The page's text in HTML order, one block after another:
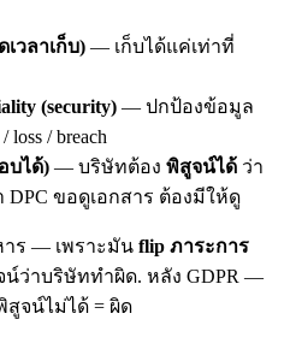
เวลาเก็บ) — เก็บได้แค่เท่าที่
(security) — ปกป้องข้อมูล
loss / breach
บได้) — บริษัทต้อง พิสูจน์ได้ ว่า
ขอดูเอกสาร ต้องมีให้ดู
ร — เพราะมัน flip ภาระการ
น์ว่าบริษัททำผิด. หลัง GDPR —
สูจน์ไม่ได้ = ผิด